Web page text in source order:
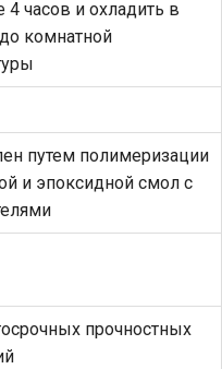
4 часов и охладить в
комнатной
путем полимеризации
и эпоксидной смол с
прочностных